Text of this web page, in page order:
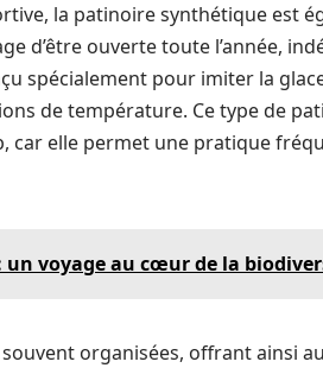
la patinoire synthétique est
d’être ouverte toute l’année,
spécialement pour imiter la
de température. Ce type de
car elle permet une pratique
un voyage au cœur de la
organisées, offrant ainsi